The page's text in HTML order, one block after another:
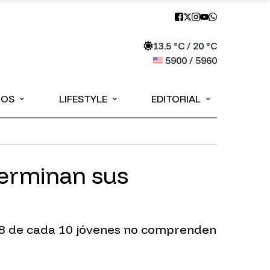
13.5°C / 20°C
5900/ 5960
⌄ LIFESTYLE ⌄ EDITORIAL ⌄
sus
de cada 10 jóvenes no comprenden